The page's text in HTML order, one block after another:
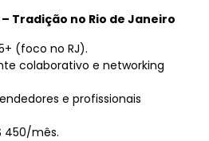
Tradição no Rio de Janeiro
(foco no RJ).
colaborativo e networking
e profissionais
450/mês.